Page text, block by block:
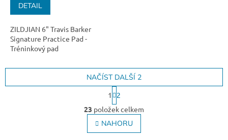
DETAIL
ZILDJIAN 6" Travis Barker
Signature Practice Pad -
Tréninkový pad
O
v
l
á
NAČÍST DALŠÍ 2
S
t
r
á
n
k
1
2
23 položek celkem
NAHORU